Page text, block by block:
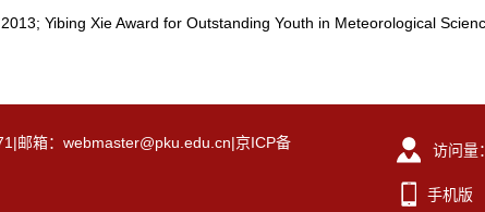
Yibing Xie Award for Outstanding Youth in Meteorological
邮箱：webmaster@pku.edu.cn|京ICP备
访问量：
手机版